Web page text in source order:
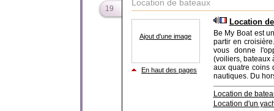
19
Location de bateaux
Ajout d'une image
En haut des pages
Location
Be My Boat est
partir en
vous donne
(voiliers, bateaux
aux quatre coins
nautiques. Du
Location de
Location d'un